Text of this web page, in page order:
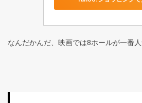
なんだかんだ、映画では8ホールが一番人